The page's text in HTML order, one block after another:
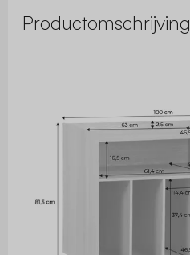
Productomschrijving